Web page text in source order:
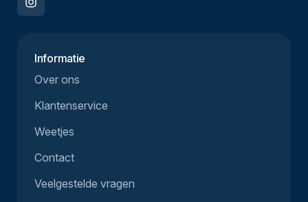
Informatie
Over ons
Klantenservice
Weetjes
Contact
Veelgestelde vragen